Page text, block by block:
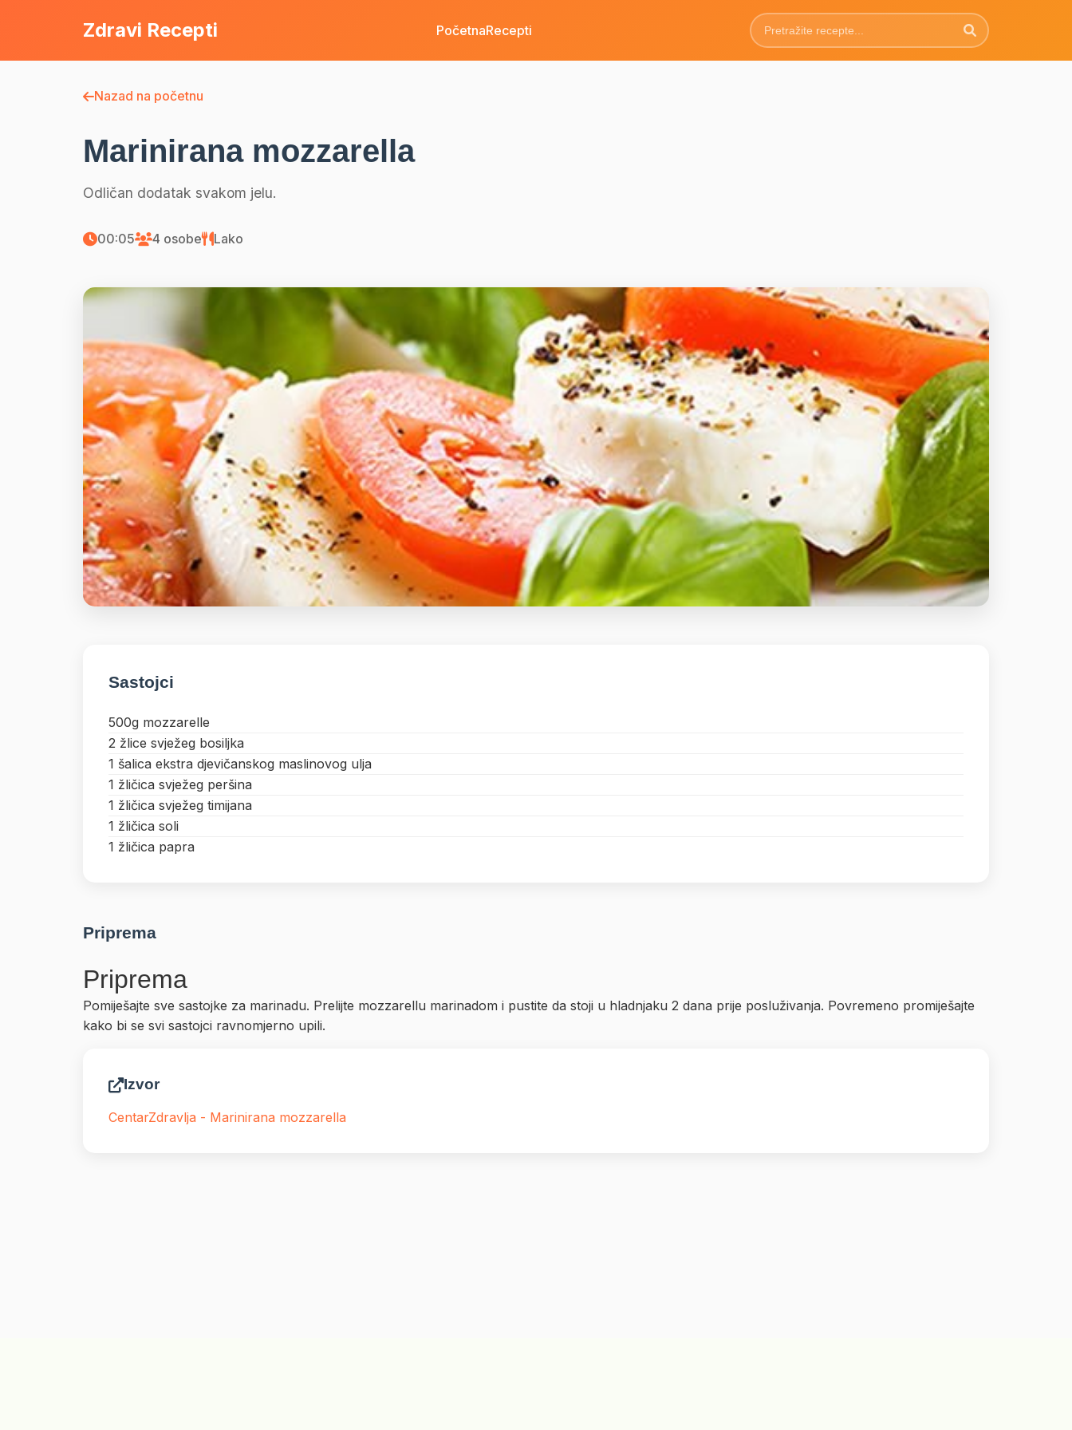
Zdravi Recepti PočetnaRecepti
Nazad na početnu
Marinirana mozzarella
Odličan dodatak svakom jelu.
00:05 4 osobe Lako
Sastojci
500g mozzarelle
2 žlice svježeg bosiljka
1 šalica ekstra djevičanskog maslinovog ulja
1 žličica svježeg peršina
1 žličica svježeg timijana
1 žličica soli
1 žličica papra
Priprema
Priprema
Pomiješajte sve sastojke za marinadu. Prelijte mozzarellu marinadom i pustite da stoji u hladnjaku 2 dana prije posluživanja. Povremeno promiješajte
kako bi se svi sastojci ravnomjerno upili.
Izvor
CentarZdravlja - Marinirana mozzarella